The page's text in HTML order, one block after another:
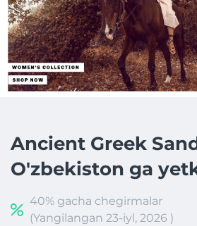
Ancient Greek
O'zbekiston ga
40% gacha chegirmalar
(Yangilangan 23-iyl, 2026 )